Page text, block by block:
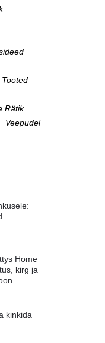
Rätik
Veepudel
Home
kirg ja
kinkida